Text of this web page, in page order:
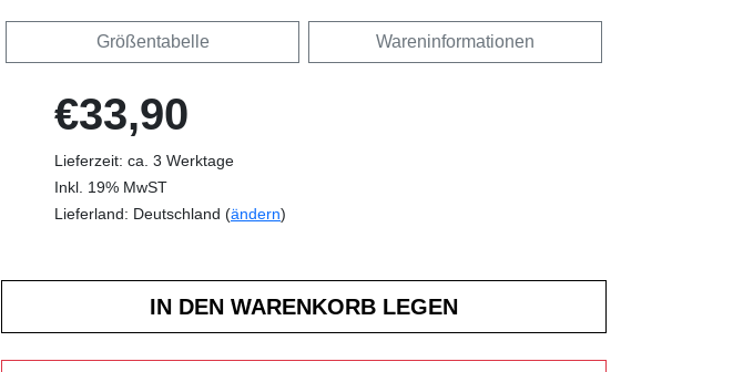
Größentabelle Wareninformationen
€33,90
Lieferzeit: ca. 3 Werktage
Inkl. 19% MwST
Lieferland: Deutschland (ändern)